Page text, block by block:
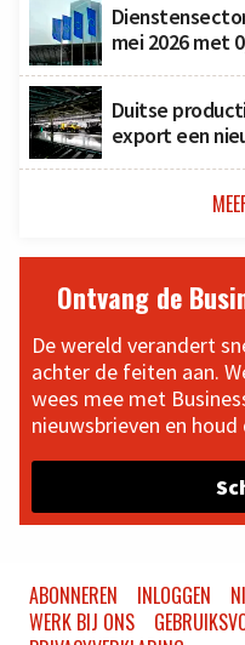
mei 2026 met
Duitse
export een
Ontvang de
De wereld verandert
achter de feiten aan.
wees mee met
nieuwsbrieven en
ABONNEREN INLOGGEN
WERK BIJ ONS